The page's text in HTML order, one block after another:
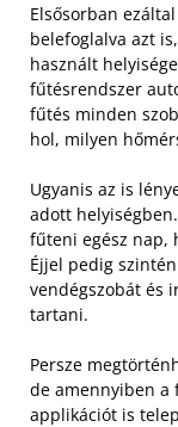
Elsősorban
belefoglalva azt
használt
fűtésrendszer
fűtés minden
hol, milyen
Ugyanis az is
adott
fűteni egész nap,
Éjjel pedig
vendégszobát és
tartani.
Persze
de amennyiben a
applikációt is